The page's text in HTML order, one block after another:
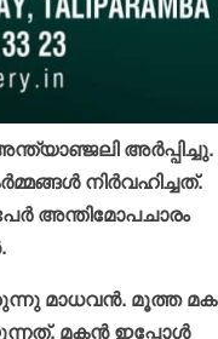
അര്‍പ്പിച്ചു.
നിര്‍വഹിച്ചത്.
അന്തിമോപചാരം
മാധവന്‍. മൂത്ത
മകന്‍ ഇപ്പോള്‍